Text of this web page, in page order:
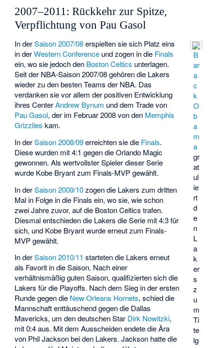
2007–2011: Rückkehr zur Spitze,
Verpflichtung von Pau Gasol
B
ar
a
c
k
O
b
a
m
a
gr
at
ul
ie
rt
d
e
n
L
a
k
er
s
z
u
m
Ti
te
lg
In derSaison 2007/08erspielten sie sich Platz eins
in derWestern Conference und zogen in die Finals
ein, wo sie jedoch den Boston Celtics unterlagen.
Seit der NBA-Saison 2007/08 gehören die Lakers
wieder zu den besten Teams der NBA. Das
verdanken sie vor allem der positiven Entwicklung
ihres CenterAndrew Bynum und dem Trade von
Pau Gasol, der im Februar 2008 von den Memphis
Grizzlies kam.
In derSaison 2008/09erreichten sie die Finals.
Diese wurden mit 4:1 gegen die Orlando Magic
gewonnen. Als wertvollster Spieler dieser Serie
wurde Kobe Bryant zum Finals-MVP gewählt.
In derSaison 2009/10zogen die Lakers zum dritten
Mal in Folge in die Finals ein, wo sie, wie schon
zwei Jahre zuvor, auf die Boston Celtics trafen.
Diesmal entschieden die Lakers die Serie mit 4:3 für
sich, und Kobe Bryant wurde erneut zum Finals-
MVP gewählt.
In derSaison 2010/11 starteten die Lakers erneut
als Favorit in die Saison. Nach einer
verhältnismäßig guten Saison, qualifizierten sich die
Lakers für die Playoffs. Nach dem Sieg in der ersten
Runde gegen die New Orleans Hornets, schied die
Mannschaft enttäuschend gegen die Dallas
Mavericks, um den deutschen Star Dirk Nowitzki,
mit 0:4 aus. Mit dem Ausscheiden endete die Ära
von Phil Jackson bei den Lakers. Jackson hatte die